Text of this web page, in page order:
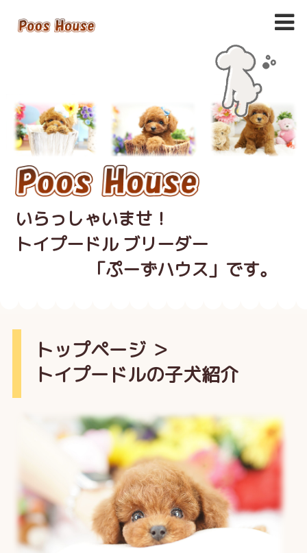
いらっしゃいませ！
トイプードル ブリーダー
「ぷーずハウス」です。
トップページ＞
トイプードルの子犬紹介